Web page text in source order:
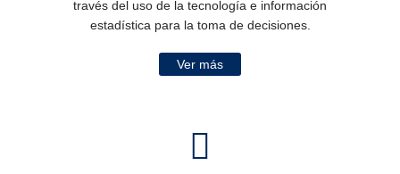
través del uso de la tecnología e información
estadística para la toma de decisiones.
Ver más